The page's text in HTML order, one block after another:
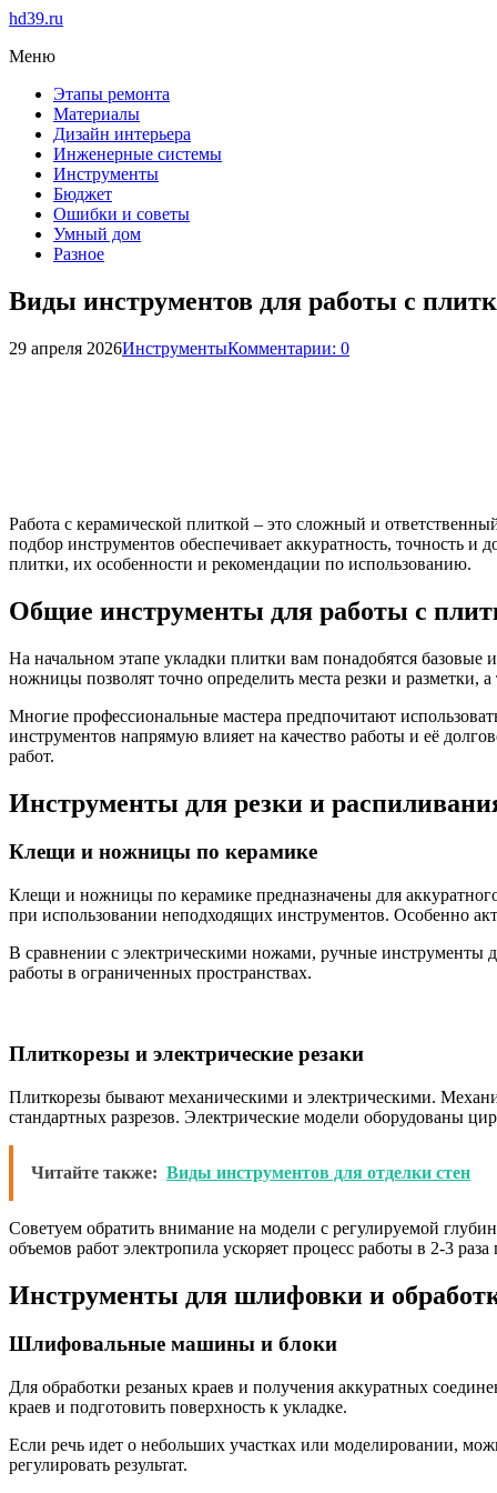
hd39.ru
Меню
Этапы ремонта
Материалы
Дизайн интерьера
Инженерные системы
Инструменты
Бюджет
Ошибки и советы
Умный дом
Разное
Виды инструментов для работы с
29 апреля 2026ИнструментыКомментарии: 0
Работа с керамической плиткой – это сложный и
подбор инструментов обеспечивает аккуратность, точность
плитки, их особенности и рекомендации по использованию.
Общие инструменты для работы с
На начальном этапе укладки плитки вам понадобятся
ножницы позволят точно определить места резки и разметки,
Многие профессиональные мастера предпочитают
инструментов напрямую влияет на качество работы и её
работ.
Инструменты для резки и
Клещи и ножницы по керамике
Клещи и ножницы по керамике предназначены для
при использовании неподходящих инструментов. Особенно
В сравнении с электрическими ножами, ручные инструменты
работы в ограниченных пространствах.
Плиткорезы и электрические резаки
Плиткорезы бывают механическими и электрическими.
стандартных разрезов. Электрические модели оборудованы
Читайте также: Виды инструментов для отделки стен
Советуем обратить внимание на модели с регулируемой
объемов работ электропила ускоряет процесс работы в 2-3
Инструменты для шлифовки и
Шлифовальные машины и блоки
Для обработки резаных краев и получения аккуратных
краев и подготовить поверхность к укладке.
Если речь идет о небольших участках или моделировании,
регулировать результат.